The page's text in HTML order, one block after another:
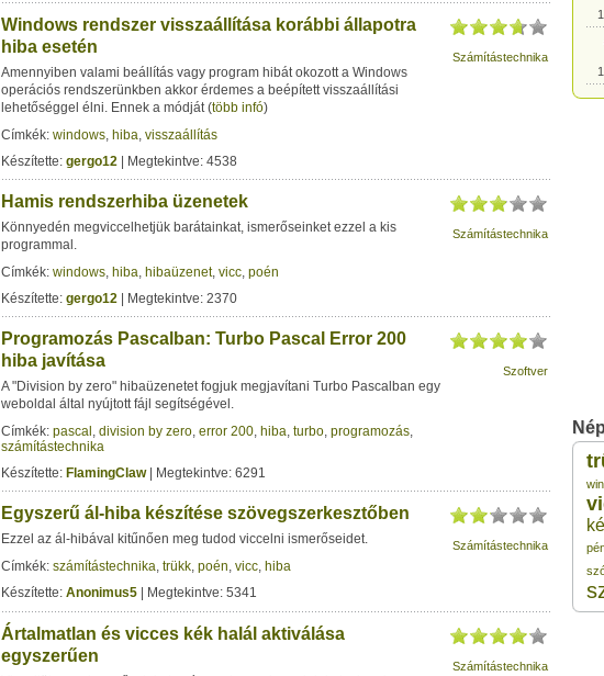
Windows rendszer visszaállítása korábbi állapotra
hiba esetén
Amennyiben valami beállítás vagy program hibát okozott a Windows
operációs rendszerünkben akkor érdemes a beépített visszaállítási
lehetőséggel élni. Ennek a módját (több infó)
Címkék: windows, hiba, visszaállítás
Készítette: gergo12 | Megtekintve: 4538
Számítástechnika
Hamis rendszerhiba üzenetek
Könnyedén megviccelhetjük barátainkat, ismerőseinket ezzel a kis
programmal.
Címkék: windows, hiba, hibaüzenet, vicc, poén
Készítette: gergo12 | Megtekintve: 2370
Számítástechnika
Programozás Pascalban: Turbo Pascal Error 200
hiba javítása
A "Division by zero" hibaüzenetet fogjuk megjavítani Turbo Pascalban egy
weboldal által nyújtott fájl segítségével.
Címkék: pascal , division by zero, error 200, hiba, turbo, programozás,
számítástechnika
Készítette: FlamingClaw| Megtekintve: 6291
Szoftver
Egyszerű ál-hiba készítése szövegszerkesztőben
Ezzel az ál-hibával kitűnően meg tudod viccelni ismerőseidet.
Címkék: számítástechnika, trükk, poén, vicc, hiba
Készítette: Anonimus5 | Megtekintve: 5341
Számítástechnika
Ártalmatlan és vicces kék halál aktiválása
egyszerűen
Számítástechnika